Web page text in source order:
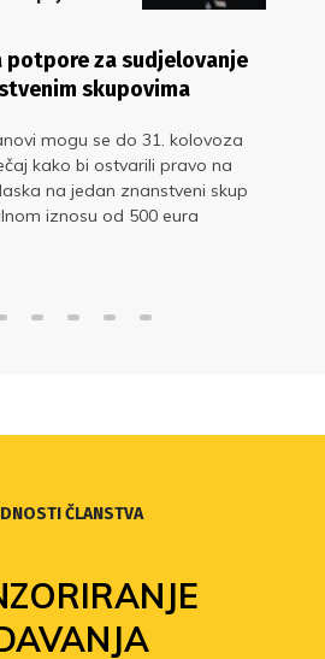
potpore za sudjelovanje
skupovima
mogu se do 31. kolovoza
kako bi ostvarili pravo na
na jedan znanstveni skup
iznosu od 500 eura
ČLANSTVA